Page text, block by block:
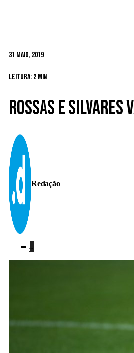
31 Maio, 2019
Leitura: 2 min
Rossas e
Redação